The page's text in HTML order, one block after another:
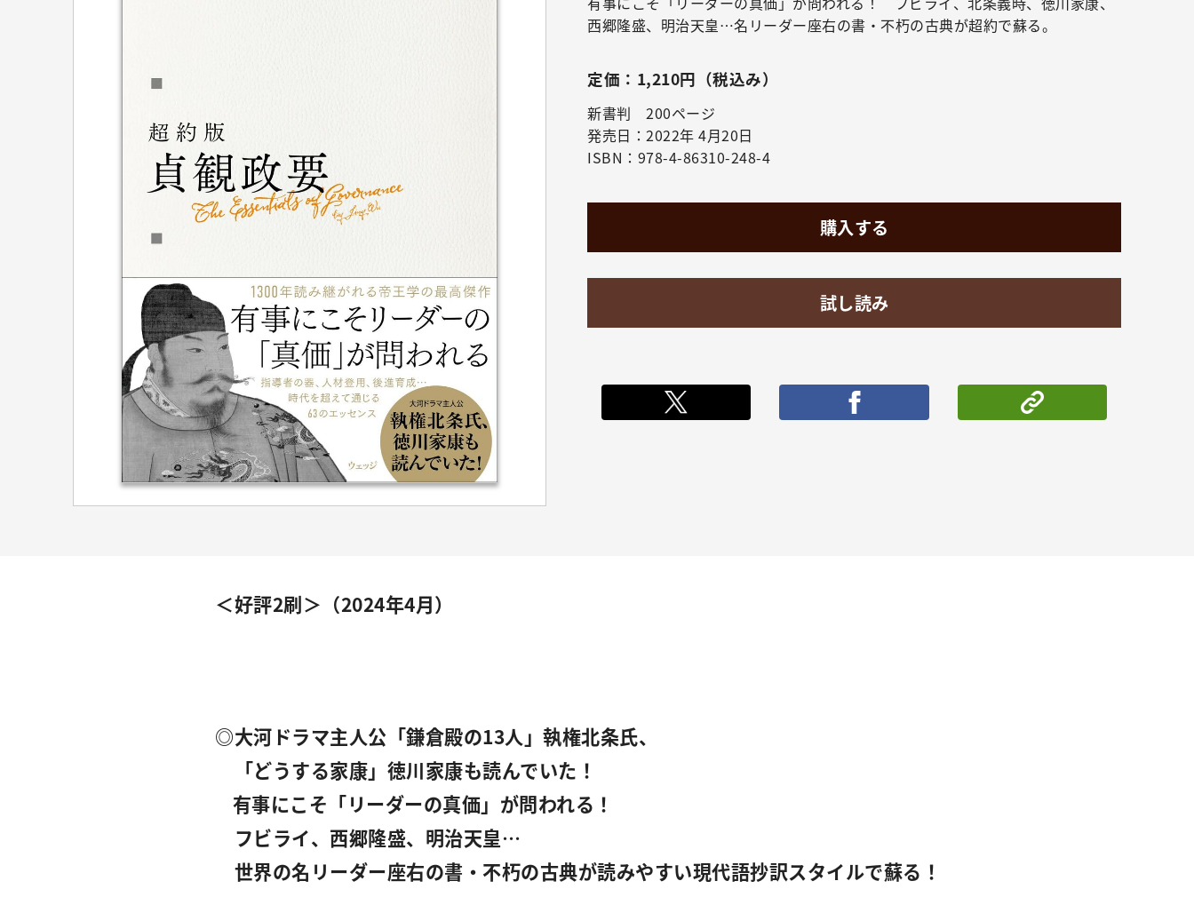
西郷隆盛、明治天皇…名リーダー座右の書・不朽の古典が超約で蘇る。
定価：1,210円（税込み）
新書判 200ページ
発売日：2022年 4月20日
ISBN：978-4-86310-248-4
購入する
試し読み
ポストする シェアする
＜好評2刷＞（2024年4月）
◎大河ドラマ主人公「鎌倉殿の13人」執権北条氏、
「どうする家康」徳川家康も読んでいた！
有事にこそ「リーダーの真価」が問われる！
フビライ、西郷隆盛、明治天皇…
世界の名リーダー座右の書・不朽の古典が読みやすい現代語抄訳スタイルで蘇る！